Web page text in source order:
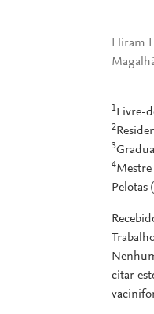
Hiram
1 Livre-
2
3
4
Pelotas
citar